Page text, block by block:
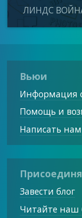
ЛИНДС
Вьюи
Информация
Помощь и
Написать нам
Завести блог
Читайте наш